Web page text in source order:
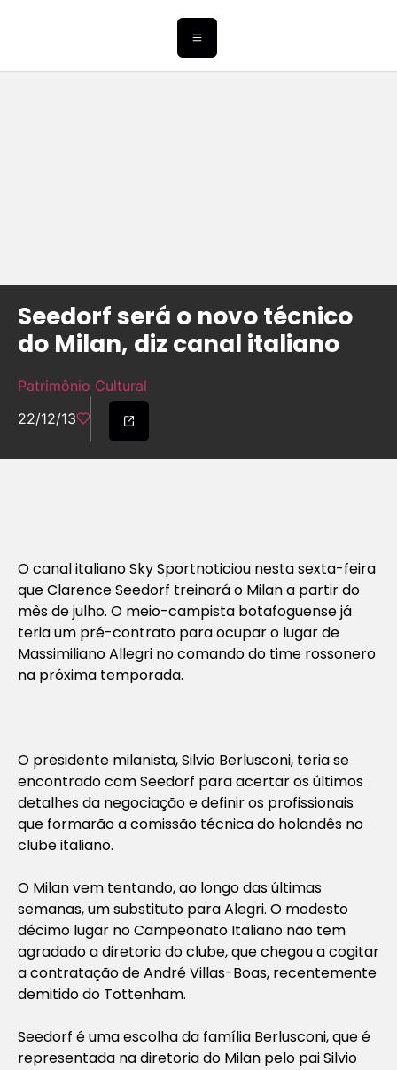
Seedorf será o novo técnico
do Milan, diz canal italiano
Patrimônio Cultural
22/12/13
O canal italianoSky Sportnoticiou nesta sexta-feira
que Clarence Seedorf treinará o Milan a partir do
mês de julho. O meio-campista botafoguense já
teria um pré-contrato para ocupar o lugar de
Massimiliano Allegri no comando do time rossonero
na próxima temporada.
O presidente milanista, Silvio Berlusconi, teria se
encontrado com Seedorf para acertar os últimos
detalhes da negociação e definir os profissionais
que formarão a comissão técnica do holandês no
clube italiano.
O Milan vem tentando, ao longo das últimas
semanas, um substituto para Alegri. O modesto
décimo lugar no Campeonato Italiano não tem
agradado a diretoria do clube, que chegou a cogitar
a contratação de André Villas-Boas, recentemente
demitido do Tottenham.
Seedorf é uma escolha da família Berlusconi, que é
representada na diretoria do Milan pelo pai Silvio